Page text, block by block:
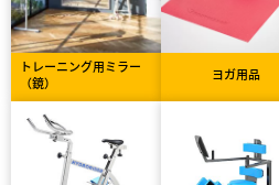
トレーニング用ミラー
（鏡）
ヨガ用品